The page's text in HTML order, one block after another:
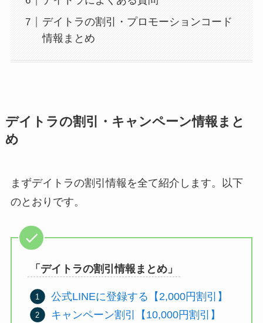
デイトラの割引・プロモーションコード
情報まとめ
デイトラの割引・キャンペーン情報まと
め
まずデイトラの割引情報を全て紹介します。以下
のとおりです。
「デイトラの割引情報まとめ」
公式LINEに登録する【2,000円割引】
キャンペーン割引【10,000円割引】